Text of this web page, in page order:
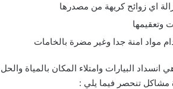
اي زوائح كريهة من مصدرها
وتعقيمها
مواد امنة جدا وغير مضرة بالخامات
البيارات وامتلاء المكان بالمياة
مشاكل تنحصر فيما يلي :